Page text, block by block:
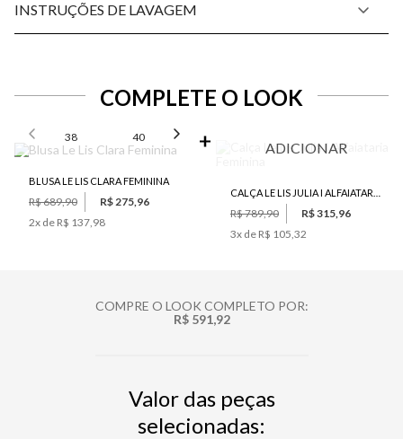
INSTRUÇÕES DE LAVAGEM
COMPLETE O LOOK
38 40 42
BLUSA LE LIS CLARA FEMININA
R$ 689,90
R$ 275,96
2x de R$ 137,98
ADICIONAR
R$ 789,90
R$ 315,96
3x de R$ 105,32
COMPRE O LOOK COMPLETO POR:
R$ 591,92
Valor das peças
selecionadas: